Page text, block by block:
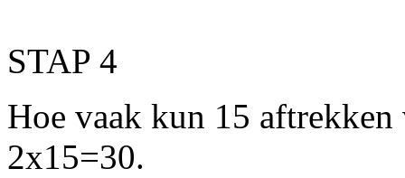
STAP 4
Hoe vaak kun 15 aftrekken
2x15=30.